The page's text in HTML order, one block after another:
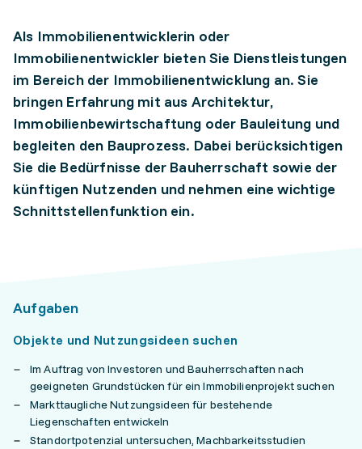
Als Immobilienentwicklerin oder
Immobilienentwickler bieten Sie Dienstleistungen
im Bereich der Immobilienentwicklung an. Sie
bringen Erfahrung mit aus Architektur,
Immobilienbewirtschaftung oder Bauleitung und
begleiten den Bauprozess. Dabei berücksichtigen
Sie die Bedürfnisse der Bauherrschaft sowie der
künftigen Nutzenden und nehmen eine wichtige
Schnittstellenfunktion ein.
Aufgaben
Objekte und Nutzungsideen suchen
Im Auftrag von Investoren und Bauherrschaften nach
geeigneten Grundstücken für ein Immobilienprojekt suchen
Markttaugliche Nutzungsideen für bestehende
Liegenschaften entwickeln
Standortpotenzial untersuchen, Machbarkeitsstudien